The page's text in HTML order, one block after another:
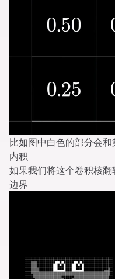
比如图中白色的部分会
内积
如果我们将这个卷积核
边界